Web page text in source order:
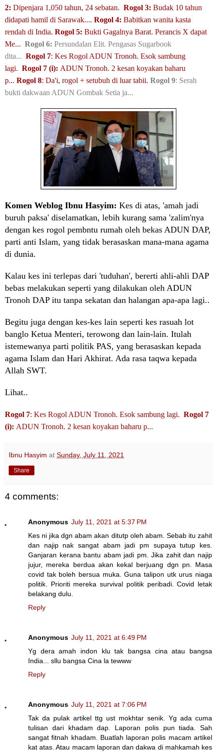
2: Dipenjara 1,050 tahun, 24 sebatan. Rogol 3: Budak 10 tahun
didapati hamil di Sarawak.... Rogol 4: Babitkan wanita kasta
rendah di India. Rogol 5: Bukti Gagalnya Barat. Perancis X dapat
Me... Rogol 6: Persundalan Elit. Pengasas Sugarbook
dita... Rogol 7: Kes Rogol ADUN Tronoh. Esok sambung
lagi. Rogol 7 (i): ADUN Tronoh. 2 kesan koyakan baharu
p... Rogol 8: Da'i, rogol + setubuh di luar tabii. Rogol 9: Serah
bukti dakwaan ADUN Gombak Setia ja...
Komen Weblog Ibnu Hasyim: Kes di atas, 'amah jadi
buruh paksa' diselamatkan, lebih kurang sama 'zalim'nya
dengan kes rogol pembntu rumah oleh bekas ADUN DAP,
parti anti Islam, yang tidak berasaskan mana-mana agama
di dunia.
Kalau kes ini terlepas dari 'tuduhan', bererti ahli-ahli DAP
bebas melakukan seperti yang dilakukan oleh ADUN
Tronoh DAP itu tanpa sekatan dan halangan apa-apa lagi..
Begitu juga dengan kes-kes lain seperti kes rasuah lot
banglo Ketua Menteri, terowong dan lain-lain. Itulah
istemewanya parti politik PAS, yang berasaskan kepada
agama Islam dan Hari Akhirat. Ada rasa taqwa kepada
Allah SWT.
Lihat..
Rogol 7: Kes Rogol ADUN Tronoh. Esok sambung lagi. Rogol 7
(i): ADUN Tronoh. 2 kesan koyakan baharu p...
Ibnu Hasyim at Sunday, July 11, 2021
Share
4 comments:
Anonymous July 11, 2021 at 5:37 PM
Kes ni jika dgn abam akan ditutp oleh abam. Sebab itu zahit
dan najip nak sangat abam jadi pm supaya tutup kes.
Ganjaran kerana bantu abam jadi pm. Jika zahit dan najip
jujur, mereka berdua akan kekal berjuang dgn pn. Masa
covid tak boleh bersua muka. Guna talipon utk urus niaga
politik. Prioriti mereka survival politik peribadi. Covid letak
belakang dulu.
Reply
Anonymous July 11, 2021 at 6:49 PM
Yg dera amah indon klu tak bangsa cina atau bangsa
India... sllu bangsa Cina la tewww
Reply
Anonymous July 11, 2021 at 7:06 PM
Tak da pulak artikel ttg ust mokhtar senik. Yg ada cuma
tulisan dari khadam dap. Laporan polis pun tiada. Sah
sangat fitnah khadam. Buatlah laporan polis macam artikel
kat atas. Atau macam laporan dan dakwa di mahkamah kes